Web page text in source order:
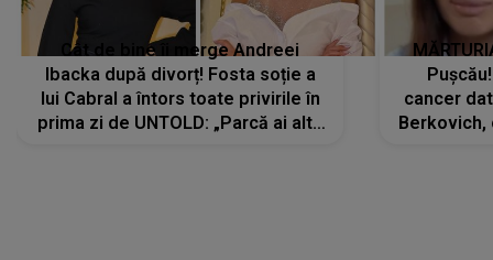
Cât de bine îi merge Andreei
Ibacka după divorț! Fosta soție a
lui Cabral a întors toate privirile în
prima zi de UNTOLD: „Parcă ai altă
cancer
Berkovich,